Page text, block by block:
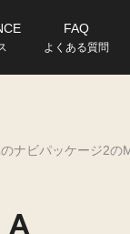
FAQ
よくある質問
ナビパッケージ2の